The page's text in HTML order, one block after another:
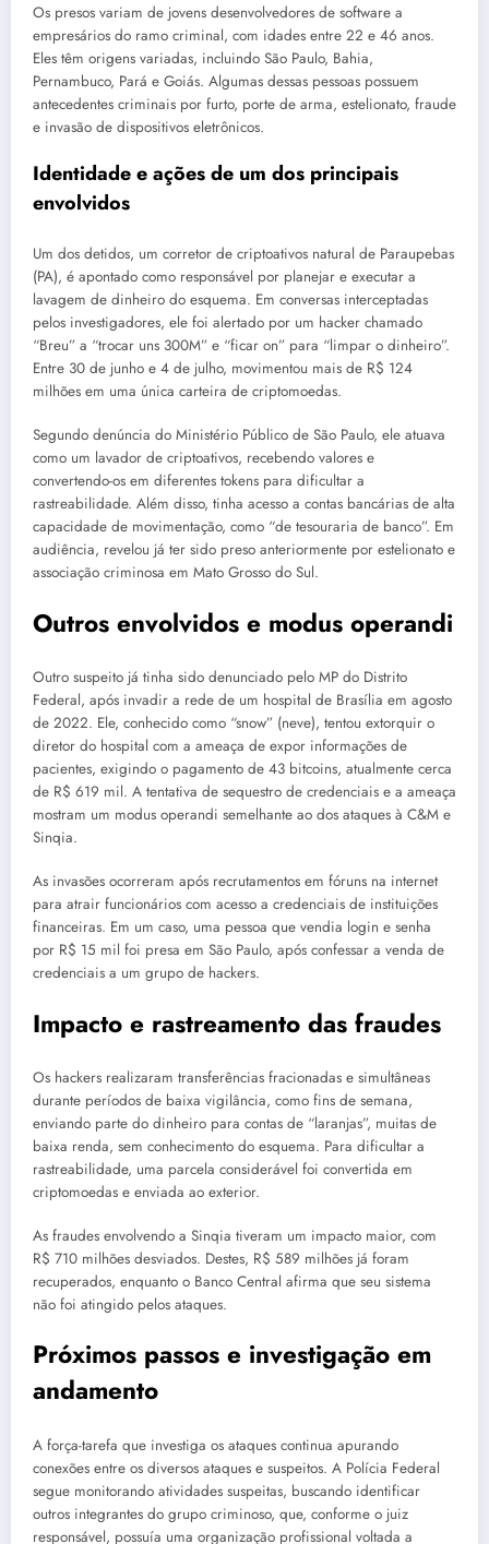
Os presos variam de jovens desenvolvedores de software a
empresários do ramo criminal, com idades entre 22 e 46 anos.
Eles têm origens variadas, incluindo São Paulo, Bahia,
Pernambuco, Pará e Goiás. Algumas dessas pessoas possuem
antecedentes criminais por furto, porte de arma, estelionato, fraude
e invasão de dispositivos eletrônicos.
Identidade e ações de um dos principais
envolvidos
Um dos detidos, um corretor de criptoativos natural de Paraupebas
(PA), é apontado como responsável por planejar e executar a
lavagem de dinheiro do esquema. Em conversas interceptadas
pelos investigadores, ele foi alertado por um hacker chamado
“Breu” a “trocar uns 300M” e “ficar on” para “limpar o dinheiro”.
Entre 30 de junho e 4 de julho, movimentou mais de R$ 124
milhões em uma única carteira de criptomoedas.
Segundo denúncia do Ministério Público de São Paulo, ele atuava
como um lavador de criptoativos, recebendo valores e
convertendo-os em diferentes tokens para dificultar a
rastreabilidade. Além disso, tinha acesso a contas bancárias de alta
capacidade de movimentação, como “de tesouraria de banco”. Em
audiência, revelou já ter sido preso anteriormente por estelionato e
associação criminosa em Mato Grosso do Sul.
Outros envolvidos e modus operandi
Outro suspeito já tinha sido denunciado pelo MP do Distrito
Federal, após invadir a rede de um hospital de Brasília em agosto
de 2022. Ele, conhecido como “snow” (neve), tentou extorquir o
diretor do hospital com a ameaça de expor informações de
pacientes, exigindo o pagamento de 43 bitcoins, atualmente cerca
de R$ 619 mil. A tentativa de sequestro de credenciais e a ameaça
mostram um modus operandi semelhante ao dos ataques à C&M e
Sinqia.
As invasões ocorreram após recrutamentos em fóruns na internet
para atrair funcionários com acesso a credenciais de instituições
financeiras. Em um caso, uma pessoa que vendia login e senha
por R$ 15 mil foi presa em São Paulo, após confessar a venda de
credenciais a um grupo de hackers.
Impacto e rastreamento das fraudes
Os hackers realizaram transferências fracionadas e simultâneas
durante períodos de baixa vigilância, como fins de semana,
enviando parte do dinheiro para contas de “laranjas”, muitas de
baixa renda, sem conhecimento do esquema. Para dificultar a
rastreabilidade, uma parcela considerável foi convertida em
criptomoedas e enviada ao exterior.
As fraudes envolvendo a Sinqia tiveram um impacto maior, com
R$ 710 milhões desviados. Destes, R$ 589 milhões já foram
recuperados, enquanto o Banco Central afirma que seu sistema
não foi atingido pelos ataques.
Próximos passos e investigação em
andamento
A força-tarefa que investiga os ataques continua apurando
conexões entre os diversos ataques e suspeitos. A Polícia Federal
segue monitorando atividades suspeitas, buscando identificar
outros integrantes do grupo criminoso, que, conforme o juiz
responsável, possuía uma organização profissional voltada a